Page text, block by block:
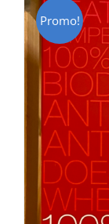
Promo!